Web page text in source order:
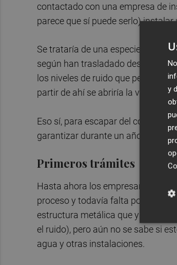
contactado con una empresa de
parece que sí puede serlo)
Se trataría de una especie de
según han trasladado desde la
los niveles de ruido que permita
partir de ahí se abriría la vía para
Eso sí, para escapar del corsé de
garantizar durante un año, a
Primeros trámites
Hasta ahora los empresarios y la
proceso y todavía falta por definir
estructura metálica que ya existe
el ruido), pero aún no se sabe si
agua y otras instalaciones.
y